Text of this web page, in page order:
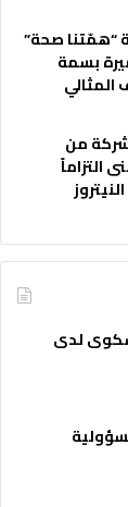
“همّتنا صحة”
بسمة
المثالي
من
التزاماً
لدى